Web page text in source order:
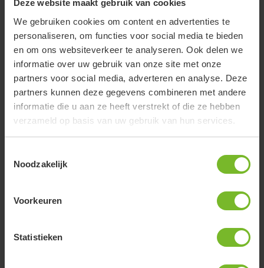
Deze website maakt gebruik van cookies
We gebruiken cookies om content en advertenties te
personaliseren, om functies voor social media te bieden
en om ons websiteverkeer te analyseren. Ook delen we
informatie over uw gebruik van onze site met onze
partners voor social media, adverteren en analyse. Deze
partners kunnen deze gegevens combineren met andere
informatie die u aan ze heeft verstrekt of die ze hebben
verzameld op basis van uw gebruik van hun services.
Noodzakelijk
Voorkeuren
Statistieken